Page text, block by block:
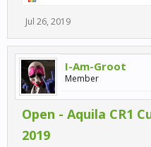
Jul 26, 2019
I-Am-Groot
Member
Open - Aquila CR1
2019